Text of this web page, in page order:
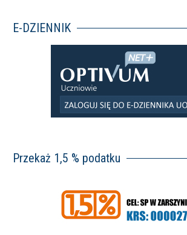
E-DZIENNIK
Przekaż 1,5 % podatku